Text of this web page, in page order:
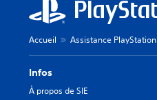
Accueil Assistance PlayStation
Infos
À propos de SIE